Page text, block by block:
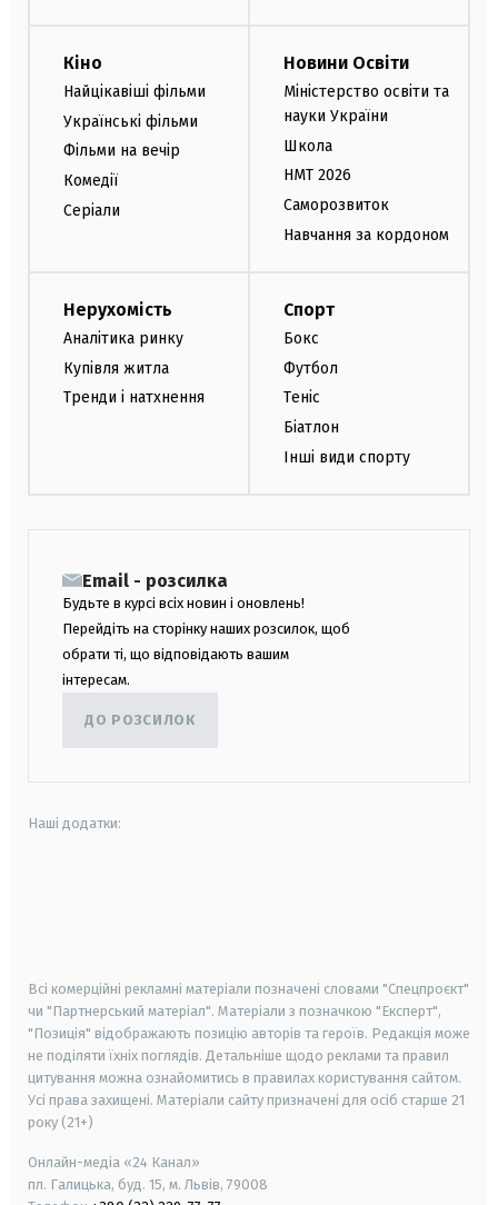
Кіно
Найцікавіші фільми
Українські фільми
Фільми на вечір
Комедії
Серіали
Новини Освіти
Міністерство освіти та
науки України
Школа
НМТ 2026
Саморозвиток
Навчання за кордоном
Нерухомість
Аналітика ринку
Купівля житла
Тренди і натхнення
Спорт
Бокс
Футбол
Теніс
Біатлон
Інші види спорту
Email - розсилка
Будьте в курсі всіх новин і оновлень!
Перейдіть на сторінку наших розсилок, щоб
обрати ті, що відповідають вашим
інтересам.
ДО РОЗСИЛОК
Наші додатки:
Всі комерційні рекламні матеріали позначені словами "Спецпроєкт"
чи "Партнерський матеріал". Матеріали з позначкою "Експерт",
"Позиція" відображають позицію авторів та героїв. Редакція може
не поділяти їхніх поглядів. Детальніше щодо реклами та правил
цитування можна ознайомитись в правилах користування сайтом.
Усі права захищені. Матеріали сайту призначені для осіб старше 21
року (21+)
Онлайн-медіа «24 Канал»
пл. Галицька, буд. 15, м. Львів, 79008